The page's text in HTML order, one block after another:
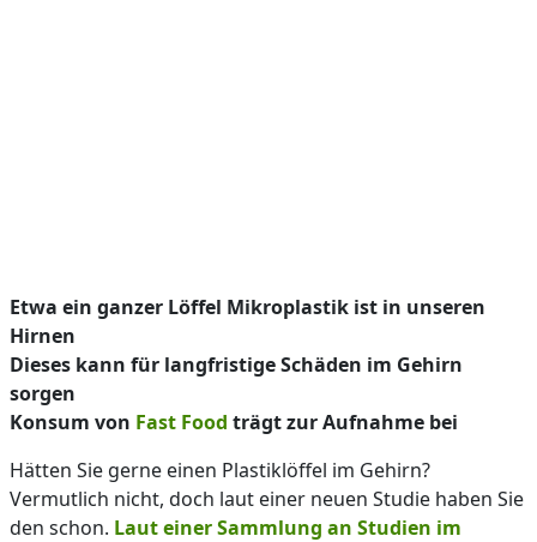
Etwa ein ganzer Löffel Mikroplastik ist in unseren
Hirnen
Dieses kann für langfristige Schäden im Gehirn
sorgen
Konsum von Fast Food trägt zur Aufnahme bei
Hätten Sie gerne einen Plastiklöffel im Gehirn?
Vermutlich nicht, doch laut einer neuen Studie haben Sie
den schon. Laut einer Sammlung an Studien im